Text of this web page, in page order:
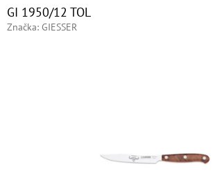
GI 1950/12 TOL
Značka: GIESSER